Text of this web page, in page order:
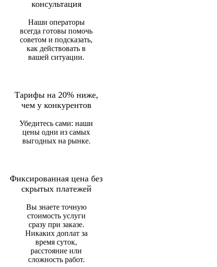
консультация
Наши операторы
всегда готовы помочь
советом и подсказать,
как действовать в
вашей ситуации.
Тарифы на 20% ниже,
чем у конкурентов
Убедитесь сами: наши
цены одни из самых
выгодных на рынке.
Фиксированная цена без
скрытых платежей
Вы знаете точную
стоимость услуги
сразу при заказе.
Никаких доплат за
время суток,
расстояние или
сложность работ.